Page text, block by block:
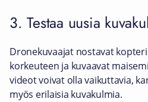
3. Testaa uusia
Dronekuvaajat nostavat
korkeuteen ja kuvaavat
videot voivat olla vaikuttavia,
myös erilaisia kuvakulmia.